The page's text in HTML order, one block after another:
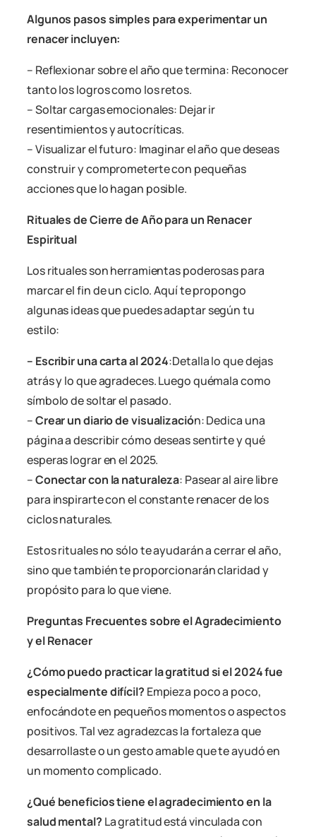
Algunos pasos simples para experimentar un
renacer incluyen:
– Reflexionar sobre el año que termina: Reconocer
tanto los logros como los retos.
– Soltar cargas emocionales: Dejar ir
resentimientos y autocríticas.
– Visualizar el futuro: Imaginar el año que deseas
construir y comprometerte con pequeñas
acciones que lo hagan posible.
Rituales de Cierre de Año para un Renacer
Espiritual
Los rituales son herramientas poderosas para
marcar el fin de un ciclo. Aquí te propongo
algunas ideas que puedes adaptar según tu
estilo:
– Escribir una carta al 2024:Detalla lo que dejas
atrás y lo que agradeces. Luego quémala como
símbolo de soltar el pasado.
–Crear un diario de visualización: Dedica una
página a describir cómo deseas sentirte y qué
esperas lograr en el 2025.
–Conectar con la naturaleza: Pasear al aire libre
para inspirarte con el constante renacer de los
ciclos naturales.
Estos rituales no sólo te ayudarán a cerrar el año,
sino que también te proporcionarán claridad y
propósito para lo que viene.
Preguntas Frecuentes sobre el Agradecimiento
y el Renacer
¿Cómo puedo practicar la gratitud si el 2024 fue
especialmente difícil? Empieza poco a poco,
enfocándote en pequeños momentos o aspectos
positivos. Tal vez agradezcas la fortaleza que
desarrollaste o un gesto amable que te ayudó en
un momento complicado.
¿Qué beneficios tiene el agradecimiento en la
salud mental? La gratitud está vinculada con